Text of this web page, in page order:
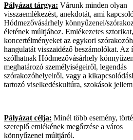
Pályázat tárgya: Várunk minden olyan
visszaemlékezést, anekdotát, ami
Hódmezővásárhely könnyűzenei/
életének múltjához. Emlékezetes sztorikat,
koncertélményeket az egykori
hangulatát visszaidéző beszámolókat. Az
szólhatnak Hódmezővásárhely
meghatározó személyiségeiről, legendás
szórakozóhelyeiről, vagy a
tartozó viselkedéskultúra, szokások
Pályázat célja: Minél több esemény,
szereplő emlékének megőrzése a város
könnyűzenei múltjáról.